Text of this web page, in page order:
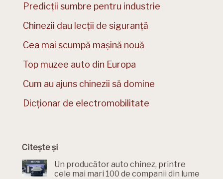
Predicții sumbre pentru industrie
Chinezii dau lecții de siguranță
Cea mai scumpă mașină nouă
Top muzee auto din Europa
Cum au ajuns chinezii să domine
Dicționar de electromobilitate
Citește și
Un producător auto chinez, printre
cele mai mari 100 de companii din lume